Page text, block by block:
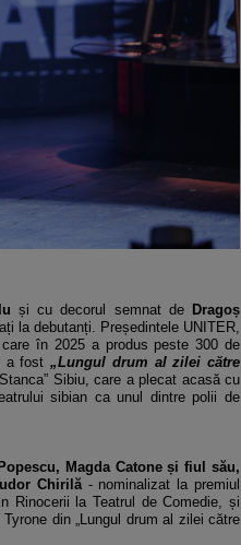
și cu decorul semnat de Dragoș
la debutanți. Președintele UNITER,
în 2025 a produs peste 300 de
a fost„Lungul drum al zilei către
Sibiu, care a plecat acasă cu
sibian ca unul dintre polii de
Magda Catone și fiul său,
Chirilă- nominalizat la premiul
Rinocerii la Teatrul de Comedie, și
din „Lungul drum al zilei către